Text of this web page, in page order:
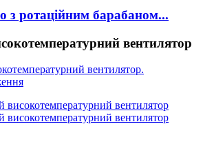
з ротаційним барабаном...
вентилятор